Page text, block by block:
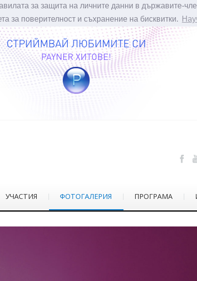
за защита на личните данни в държавите-
за поверителност и съхранение на бисквитки.
УЧАСТИЯ ФОТОГАЛЕРИЯ ПРОГРАМА